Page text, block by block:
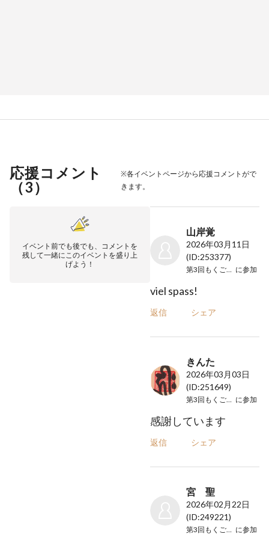
応援コメント
（3）
※各イベントページから応援コメントがで
きます。
イベント前でも後でも、コメントを
残して一緒にこのイベントを盛り上
げよう！
山岸覚
2026年03月11日
(ID:253377)
に参加
viel spass!
返信 シェア
きんた
2026年03月03日
(ID:251649)
に参加
感謝しています
返信 シェア
宮 聖
2026年02月22日
(ID:249221)
に参加